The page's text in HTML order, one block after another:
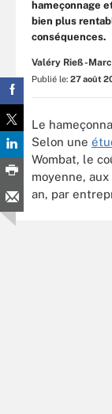
hameçonnage
bien plus
conséquences.
Valéry Rieß-
Publié le: 27 août
Le
Selon une
Wombat, le
moyenne,
an, par